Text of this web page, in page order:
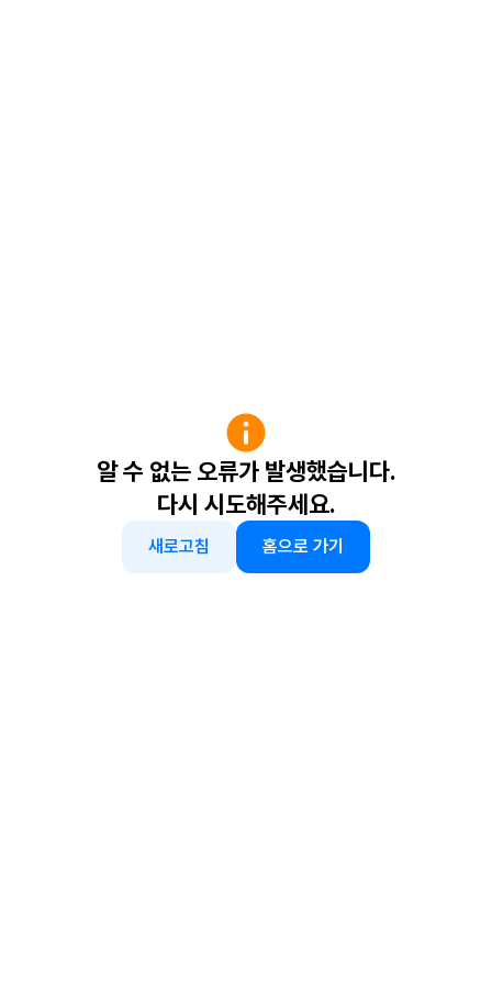
알 수 없는 오류가 발생했습니다.
다시 시도해주세요.
새로고침 홈으로 가기